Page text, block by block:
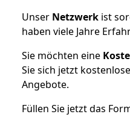
Unser Netzwerk ist
haben viele Jahre
Sie möchten eine
Sie sich jetzt
Angebote.
Füllen Sie jetzt das